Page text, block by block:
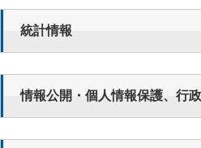
8月 3日
告について
統計情報
情報公開・個人情報保護、行